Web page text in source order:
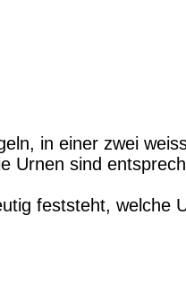
in einer zwei
Urnen sind
feststeht, welche